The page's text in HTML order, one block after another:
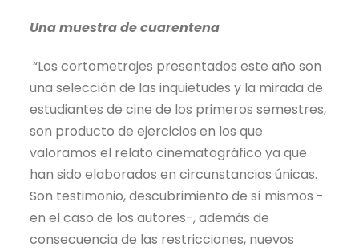
Una muestra de cuarentena
“Los cortometrajes presentados este año son
una selección de las inquietudes y la mirada de
estudiantes de cine de los primeros semestres,
son producto de ejercicios en los que
valoramos el relato cinematográfico ya que
han sido elaborados en circunstancias únicas.
Son testimonio, descubrimiento de sí mismos -
en el caso de los autores-, además de
consecuencia de las restricciones, nuevos